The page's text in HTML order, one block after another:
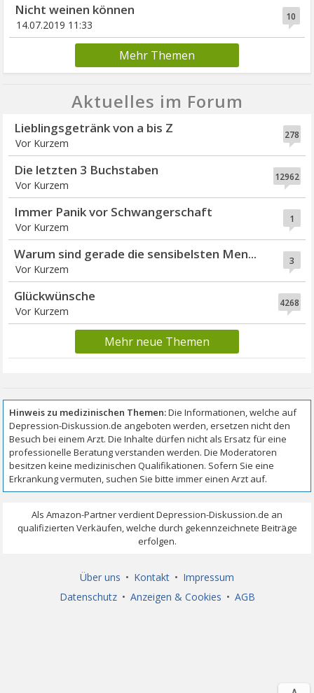
10
Nicht weinen können
14.07.2019 11:33
Mehr Themen
Aktuelles im Forum
278
Lieblingsgetränk von a bis Z
Vor Kurzem
12962
Die letzten 3 Buchstaben
Vor Kurzem
1
Immer Panik vor Schwangerschaft
Vor Kurzem
3
Warum sind gerade die sensibelsten Men...
Vor Kurzem
4268
Glückwünsche
Vor Kurzem
Mehr neue Themen
Über uns • Kontakt • Impressum
Datenschutz • Anzeigen & Cookies • AGB